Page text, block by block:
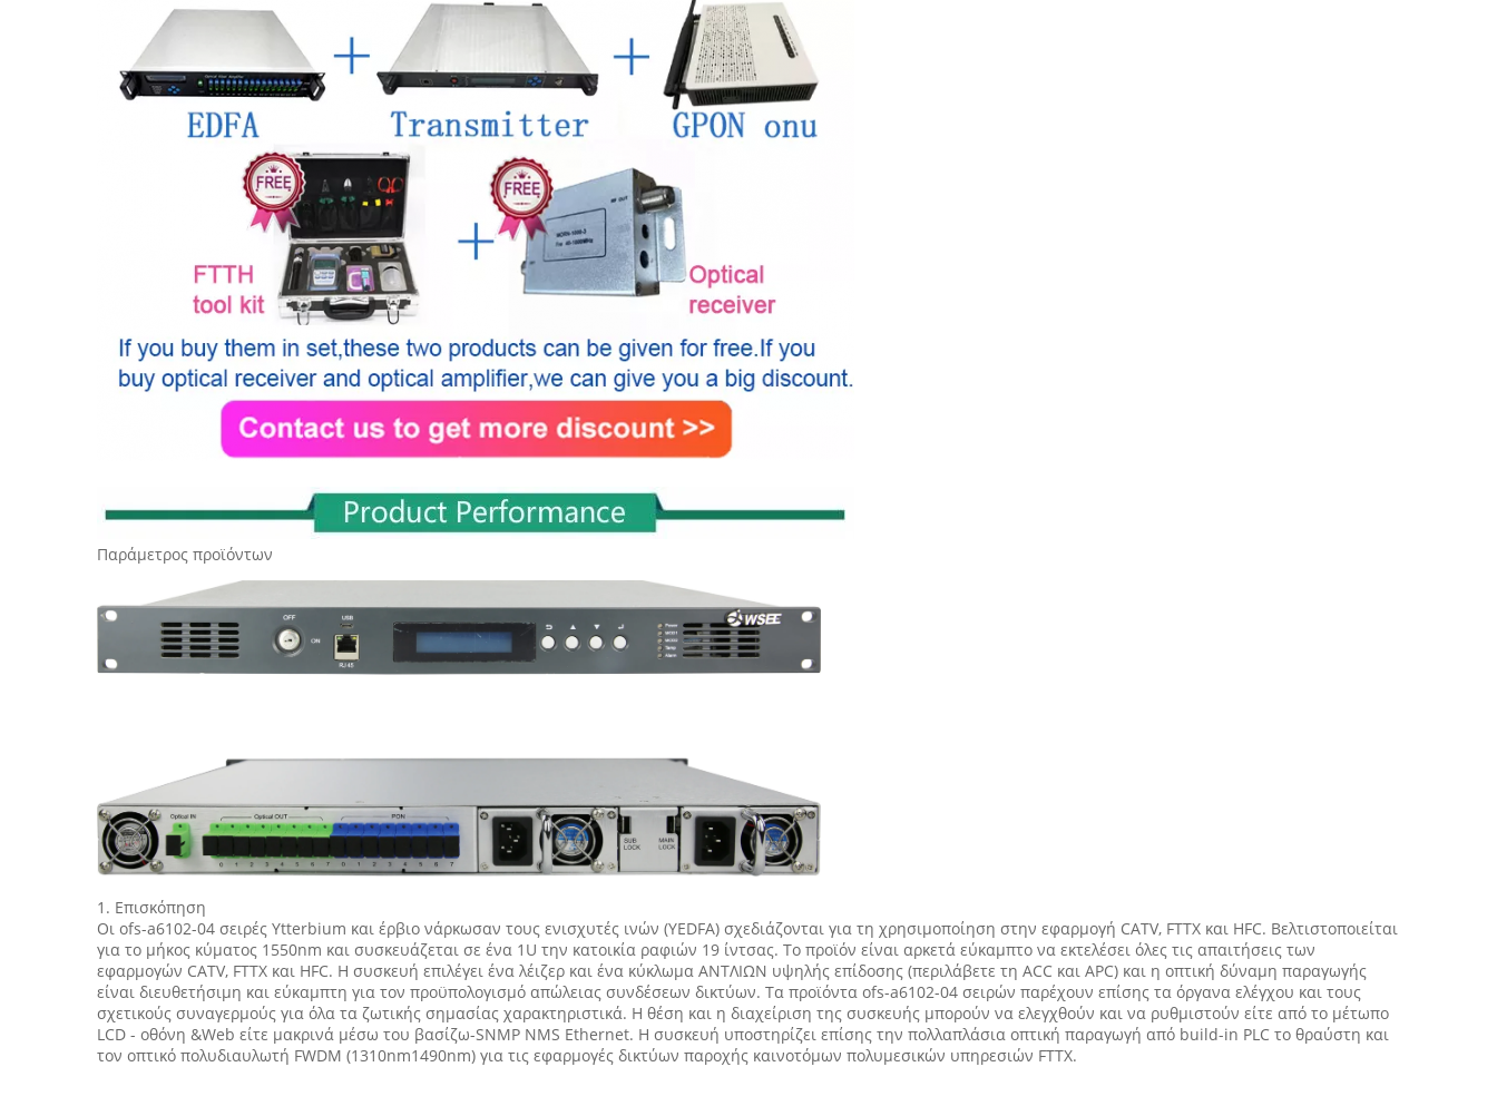
Παράμετρος προϊόντων
1. Επισκόπηση
Οι ofs-a6102-04 σειρές Ytterbium και έρβιο νάρκωσαν τους ενισχυτές ινών (YEDFA) σχεδιάζονται για τη χρησιμοποίηση στην εφαρμογή CATV, FTTX και HFC. Βελτιστοποιείται
για το μήκος κύματος 1550nm και συσκευάζεται σε ένα 1U την κατοικία ραφιών 19 ίντσας. Το προϊόν είναι αρκετά εύκαμπτο να εκτελέσει όλες τις απαιτήσεις των
εφαρμογών CATV, FTTX και HFC. Η συσκευή επιλέγει ένα λέιζερ και ένα κύκλωμα ΑΝΤΛΙΩΝ υψηλής επίδοσης (περιλάβετε τη ACC και APC) και η οπτική δύναμη παραγωγής
είναι διευθετήσιμη και εύκαμπτη για τον προϋπολογισμό απώλειας συνδέσεων δικτύων. Τα προϊόντα ofs-a6102-04 σειρών παρέχουν επίσης τα όργανα ελέγχου και τους
σχετικούς συναγερμούς για όλα τα ζωτικής σημασίας χαρακτηριστικά. Η θέση και η διαχείριση της συσκευής μπορούν να ελεγχθούν και να ρυθμιστούν είτε από το μέτωπο
LCD - οθόνη &Web είτε μακρινά μέσω του βασίζω-SNMP NMS Ethernet. Η συσκευή υποστηρίζει επίσης την πολλαπλάσια οπτική παραγωγή από build-in PLC το θραύστη και
τον οπτικό πολυδιαυλωτή FWDM (1310nm1490nm) για τις εφαρμογές δικτύων παροχής καινοτόμων πολυμεσικών υπηρεσιών FTTX.